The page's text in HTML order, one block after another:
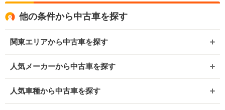
他の条件から中古車を探す
関東エリアから中古車を探す
人気メーカーから中古車を探す
人気車種から中古車を探す